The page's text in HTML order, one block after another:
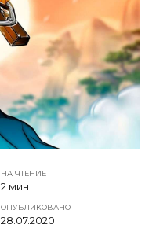
НА ЧТЕНИЕ
2 мин
ОПУБЛИКОВАНО
28.07.2020